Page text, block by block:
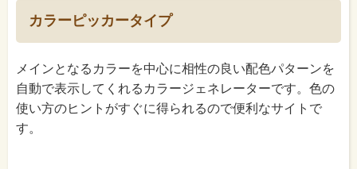
カラーピッカータイプ
メインとなるカラーを中心に相性の良い配色パターンを
自動で表示してくれるカラージェネレーターです。色の
使い方のヒントがすぐに得られるので便利なサイトで
す。